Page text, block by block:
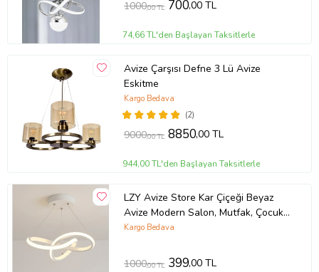
1000,00 TL 700,00 TL
74,66 TL'den Başlayan Taksitlerle
Avize Çarşısı Defne 3 Lü Avize
Eskitme
(2)
Kargo Bedava
9000,00 TL 8850,00 TL
944,00 TL'den Başlayan Taksitlerle
LZY Avize Store Kar Çiçeği Beyaz
Avize Modern Salon, Mutfak, Çocuk
Odası ve Antre Aydınlatma (Siyah)
Kargo Bedava
1000,00 TL 399,00 TL